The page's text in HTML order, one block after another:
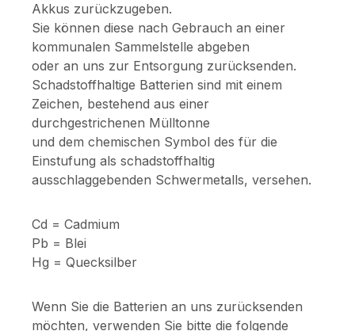
Akkus zurückzugeben.
Sie können diese nach Gebrauch an einer
kommunalen Sammelstelle abgeben
oder an uns zur Entsorgung zurücksenden.
Schadstoffhaltige Batterien sind mit einem
Zeichen, bestehend aus einer
durchgestrichenen Mülltonne
und dem chemischen Symbol des für die
Einstufung als schadstoffhaltig
ausschlaggebenden Schwermetalls, versehen.
Cd = Cadmium
Pb = Blei
Hg = Quecksilber
Wenn Sie die Batterien an uns zurücksenden
möchten, verwenden Sie bitte die folgende